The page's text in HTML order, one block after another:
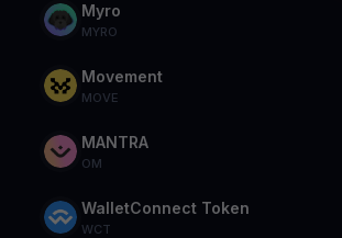
Myro
MYRO
Movement
MOVE
MANTRA
OM
WalletConnect Token
WCT